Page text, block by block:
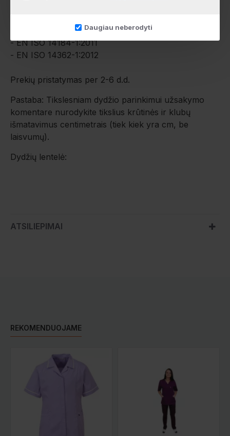
Daugiau neberodyti
- EN ISO 3071:2008
- EN ISO 14184-1:2011
- EN ISO 14362-1:2012
Prekių pristatymas per 2-6 d.d.
Pastaba: Tikslesniam dydžio parinkimui užsakymo
komentare nurodykite tikslius krūtinės ir klubų
išmatavimus centimetrais (tiek kiek yra cm, be
laisvumų).
Dydžių lentelė:
ATSILIEPIMAI
REKOMENDUOJAME